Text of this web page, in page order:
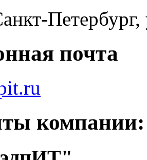
почта
компании: